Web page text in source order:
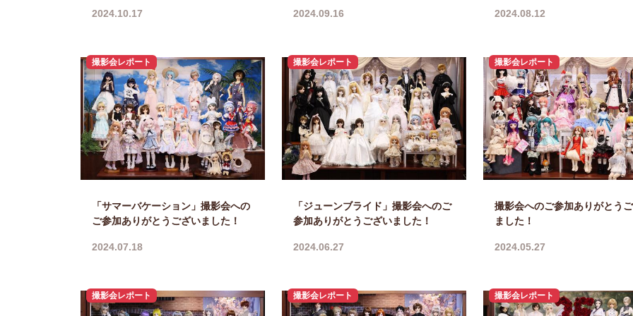
2024.10.17 2024.09.16 2024.08.12
撮影会レポート
「サマーバケーション」撮影会への
ご参加ありがとうございました！
2024.07.18
撮影会レポート
「ジューンブライド」撮影会へのご
参加ありがとうございました！
2024.06.27
撮影会レポート
撮影会へのご参加ありがとう
ました！
2024.05.27
撮影会レポート 撮影会レポート 撮影会レポート